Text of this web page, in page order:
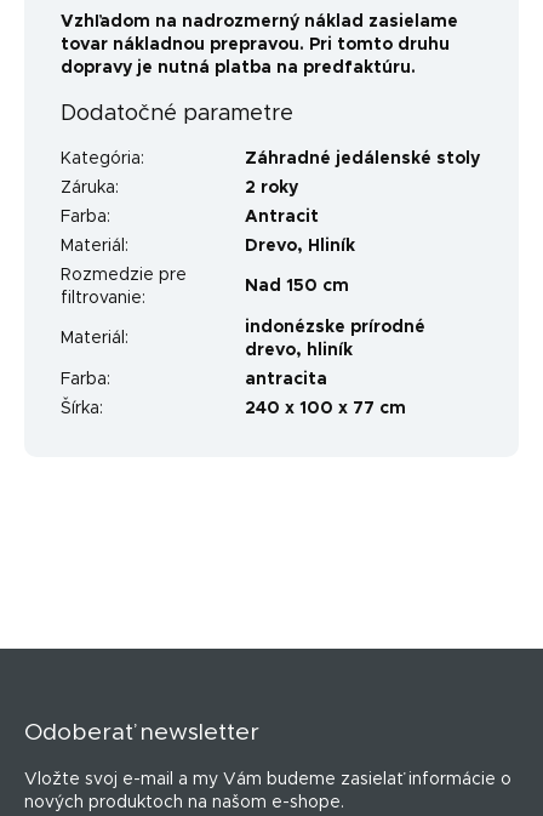
Vzhľadom na nadrozmerný náklad zasielame
tovar nákladnou prepravou. Pri tomto druhu
dopravy je nutná platba na predfaktúru.
Dodatočné parametre
Kategória:
Záhradné jedálenské stoly
Záruka:
2 roky
Farba:
Antracit
Materiál : Drevo, Hliník
Rozmedzie pre
filtrovanie:
Nad 150 cm
Materiál :
indonézske prírodné
drevo, hliník
Farba:
antracita
Šírka: 240 x 100 x 77 cm
Odoberať newsletter
Vložte svoj e-mail a my Vám budeme zasielať informácie o
nových produktoch na našom e-shope.